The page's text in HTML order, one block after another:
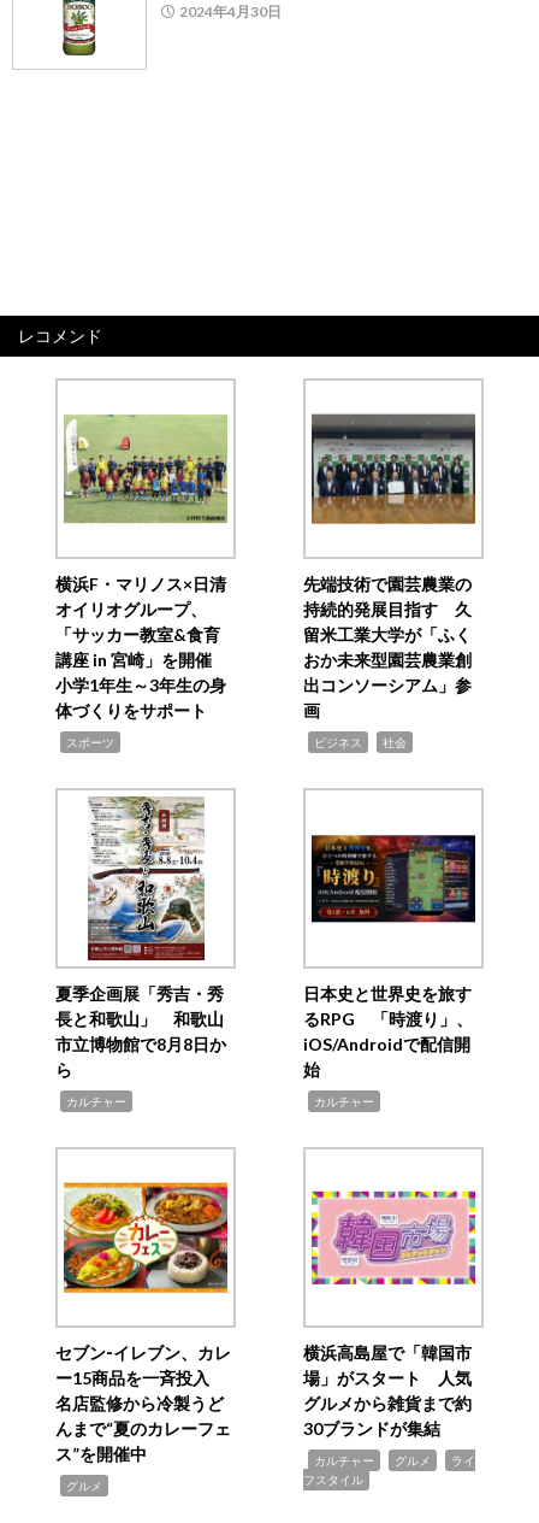
2024年4月30日
レコメンド
横浜F・マリノス×日清
オイリオグループ、
「サッカー教室&食育
講座 in 宮崎」を開催
小学1年生～3年生の身
体づくりをサポート
スポーツ
先端技術で園芸農業の
持続的発展目指す 久
留米工業大学が「ふく
おか未来型園芸農業創
出コンソーシアム」参
画
ビジネス 社会
夏季企画展「秀吉・秀
長と和歌山」 和歌山
市立博物館で8月8日か
ら
カルチャー
日本史と世界史を旅す
るRPG 「時渡り」、
iOS/Androidで配信開
始
カルチャー
セブン‐イレブン、カレ
ー15商品を一斉投入
名店監修から冷製うど
んまで“夏のカレーフェ
ス”を開催中
グルメ
横浜高島屋で「韓国市
場」がスタート 人気
グルメから雑貨まで約
30ブランドが集結
カルチャー グルメ
ライ
フスタイル